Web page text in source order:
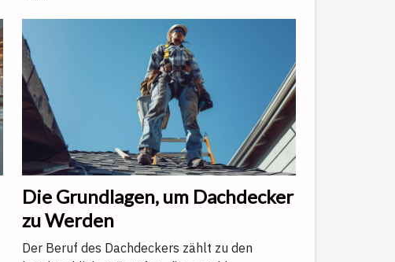
Die Grundlagen, um Dachdecker
zu Werden
Der Beruf des Dachdeckers zählt zu den